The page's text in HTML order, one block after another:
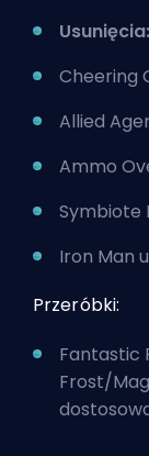
Usunięcia:
Cheering
Allied
Ammo
Symbiote
Iron Man
Przeróbki:
Fantastic
Frost/